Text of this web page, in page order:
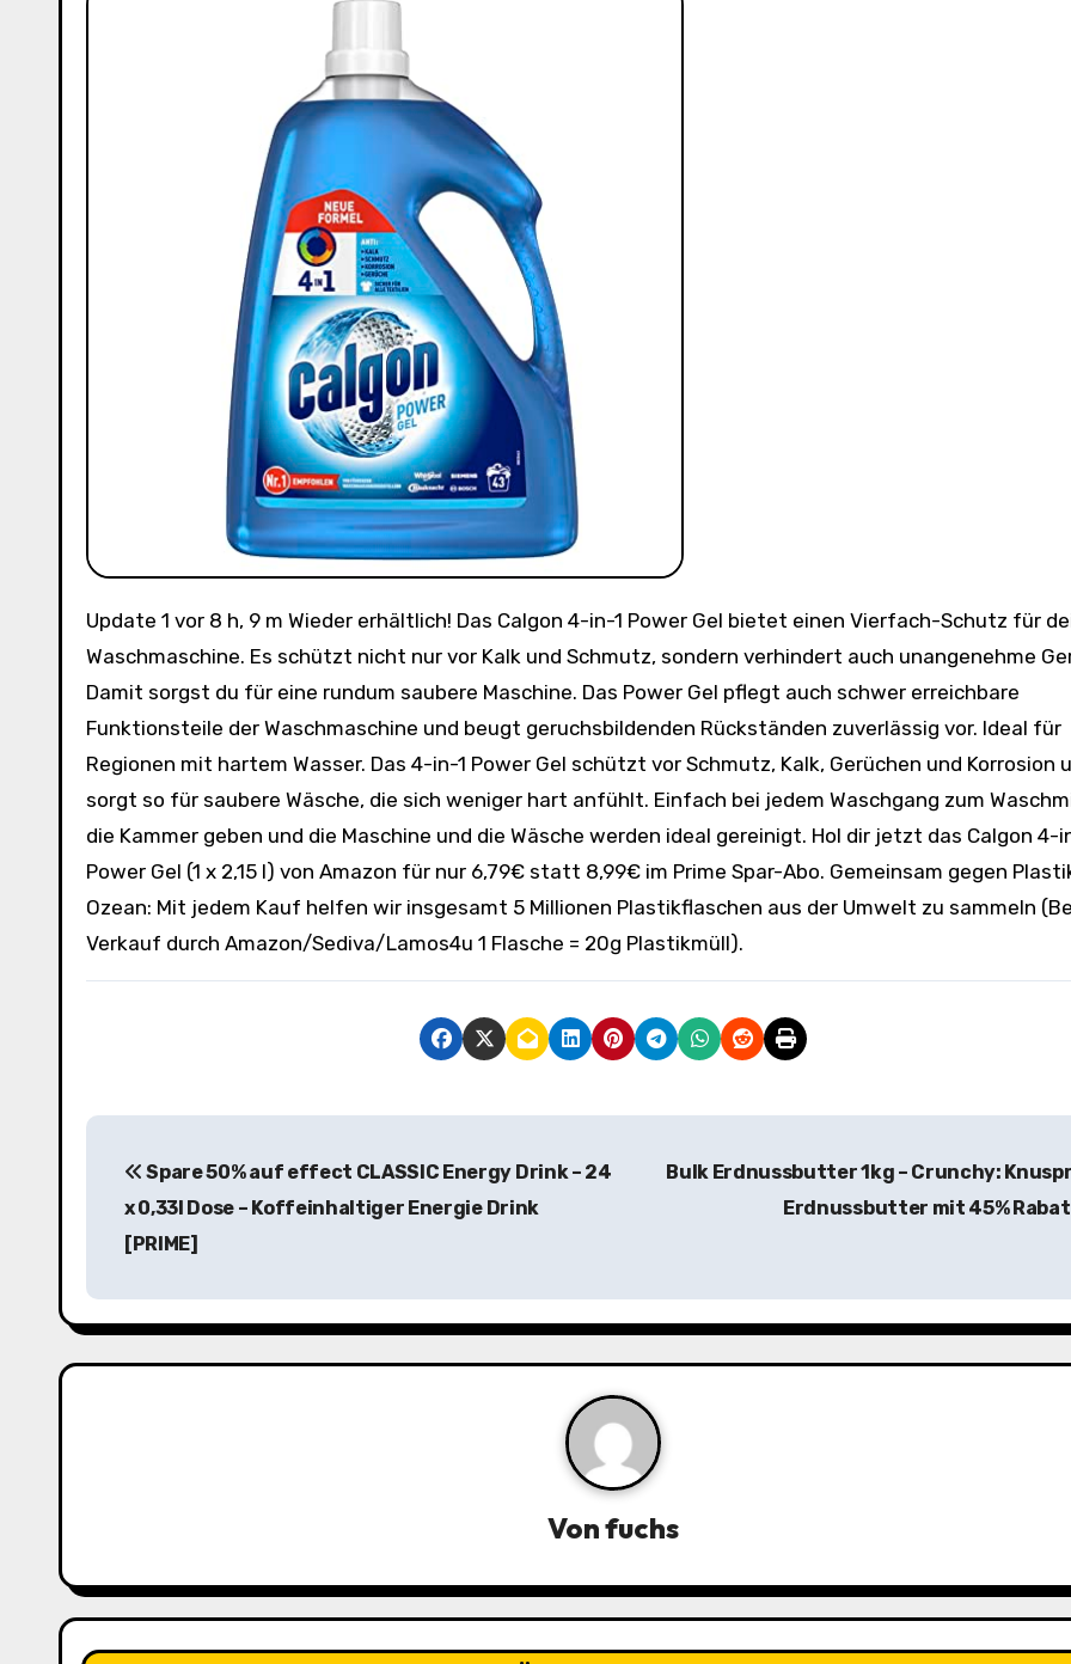
Update 1 vor 8 h, 9 m Wieder erhältlich! Das Calgon 4-in-1 Power Gel bietet einen Vierfach-Schutz für deine
Waschmaschine. Es schützt nicht nur vor Kalk und Schmutz, sondern verhindert auch unangenehme
Damit sorgst du für eine rundum saubere Maschine. Das Power Gel pflegt auch schwer erreichbare
Funktionsteile der Waschmaschine und beugt geruchsbildenden Rückständen zuverlässig vor. Ideal für
Regionen mit hartem Wasser. Das 4-in-1 Power Gel schützt vor Schmutz, Kalk, Gerüchen und Korrosion
sorgt so für saubere Wäsche, die sich weniger hart anfühlt. Einfach bei jedem Waschgang zum
die Kammer geben und die Maschine und die Wäsche werden ideal gereinigt. Hol dir jetzt das Calgon 4-
Power Gel (1 x 2,15 l) von Amazon für nur 6,79€ statt 8,99€ im Prime Spar-Abo. Gemeinsam gegen
Ozean: Mit jedem Kauf helfen wir insgesamt 5 Millionen Plastikflaschen aus der Umwelt zu sammeln
Verkauf durch Amazon/Sediva/Lamos4u 1 Flasche = 20g Plastikmüll).
B
t
r
a
v
Spare 50% auf effect CLASSIC Energy Drink – 24
x 0,33l Dose – Koffeinhaltiger Energie Drink
[PRIME]
Bulk Erdnussbutter 1kg – Crunchy:
Erdnussbutter mit 45%
Vonfuchs